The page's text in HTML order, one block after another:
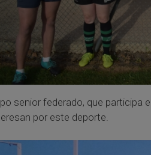
senior federado, que participa
por este deporte.